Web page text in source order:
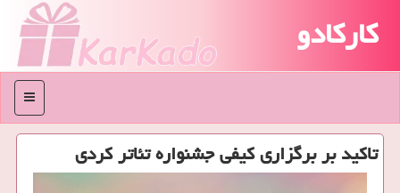
کارکادو
منو
تاكید بر برگزاری كیفی جشنواره تئاتر كردی